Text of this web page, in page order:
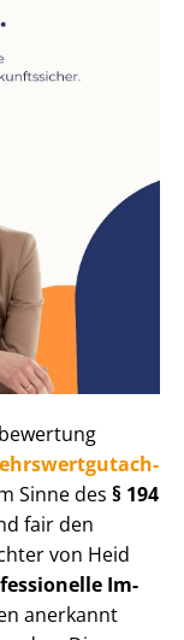
Sinne des § 194
fair den
von Heid
Im­
anerkannt